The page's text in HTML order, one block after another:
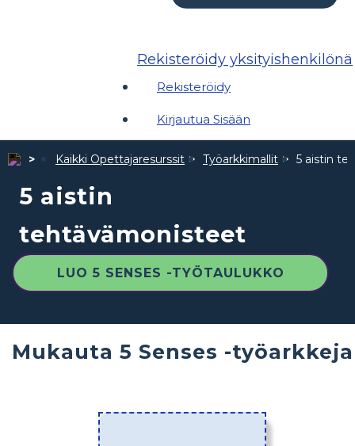
Rekisteröidy yksityishenkilönä
Rekisteröidy
Kirjautua Sisään
Kaikki Opettajaresurssit Työarkkimallit 5 aistin
5 aistin
tehtävämonisteet
LUO 5 SENSES -TYÖTAULUKKO
Mukauta 5 Senses -työarkkeja